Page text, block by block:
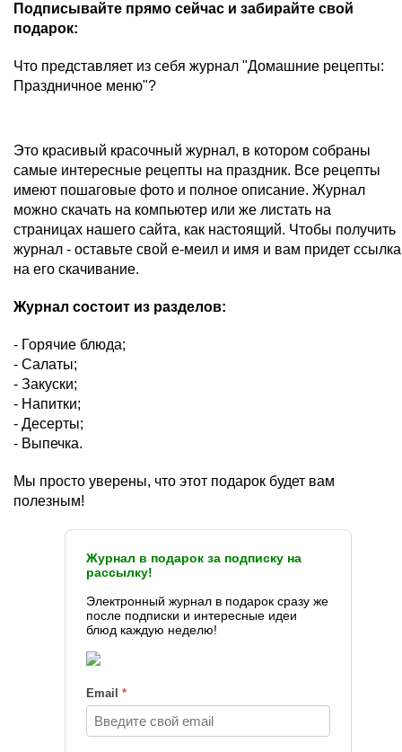
Подписывайте прямо сейчас и забирайте свой
подарок:
Что представляет из себя журнал "Домашние рецепты:
Праздничное меню"?
Это красивый красочный журнал, в котором собраны
самые интересные рецепты на праздник. Все рецепты
имеют пошаговые фото и полное описание. Журнал
можно скачать на компьютер или же листать на
страницах нашего сайта, как настоящий. Чтобы получить
журнал - оставьте свой е-меил и имя и вам придет ссылка
на его скачивание.
Журнал состоит из разделов:
- Горячие блюда;
- Салаты;
- Закуски;
- Напитки;
- Десерты;
- Выпечка.
Мы просто уверены, что этот подарок будет вам
полезным!
Журнал в подарок за подписку на
рассылку!
Электронный журнал в подарок сразу же
после подписки и интересные идеи
блюд каждую неделю!
Email *